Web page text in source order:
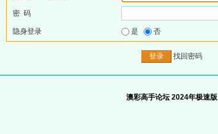
密 码
隐身登录 是 否
找回密码
澳彩高手论坛 2024年极速版